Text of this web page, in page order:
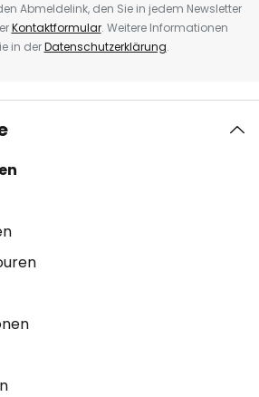
Abmeldelink, den Sie in jedem Newsletter
Kontaktformular. Weitere Informationen
in derDatenschutzerklärung.